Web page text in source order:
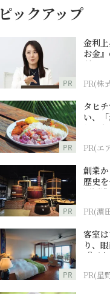
ピックアップ
PR
金利
お金
討
PR(株
PR
タヒ
い、
とつ
PR(エ
PR
創業
歴史
田酒造
PR(濵
PR
客室
り、
『西
PR(星